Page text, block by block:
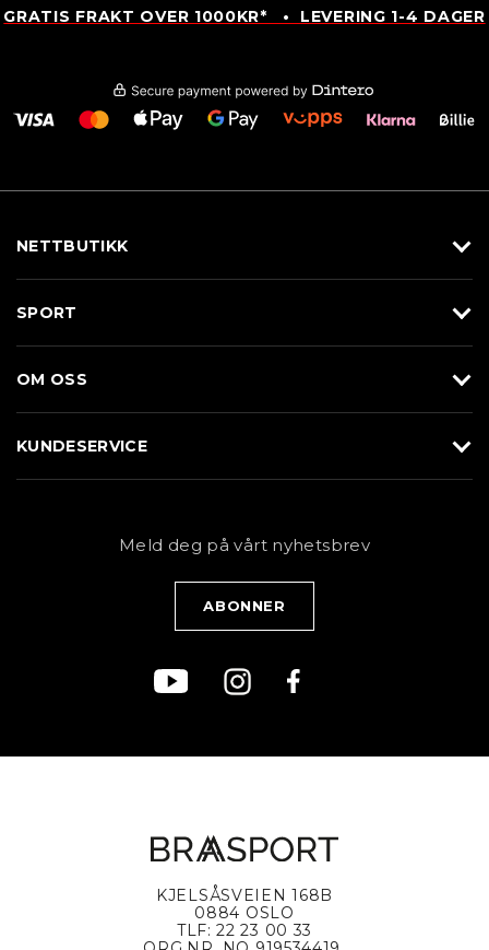
GRATIS FRAKT OVER 1000KR* • LEVERING 1-4 DAGER
NETTBUTIKK
Sko
Merkevarer
SPORT
Løp
Sykkel
OM OSS
KUNDESERVICE
PersonvernerklæringMeld deg på vårt nyhetsbrev
KJELSÅSVEIEN 168B
0884 OSLO
TLF: 22 23 00 33